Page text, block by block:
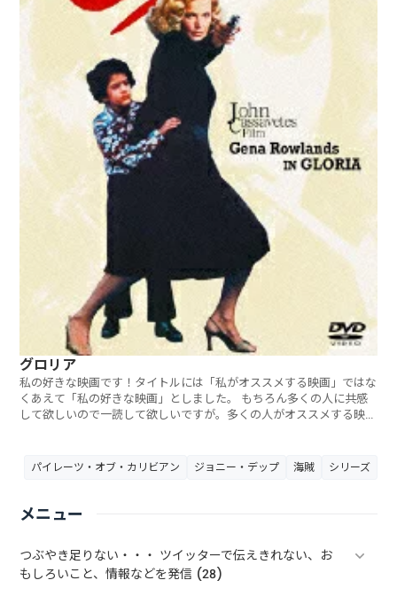
グロリア
私の好きな映画です！タイトルには「私がオススメする映画」ではな
くあえて「私の好きな映画」としました。 もちろん多くの人に共感
して欲しいので一読して欲しいですが。多くの人がオススメする映画
パイレーツ・オブ・カリビアン ジョニー・デップ 海賊 シリーズ
メニュー
つぶやき足りない・・・ ツイッターで伝えきれない、お
もしろいこと、情報などを発信 (28)